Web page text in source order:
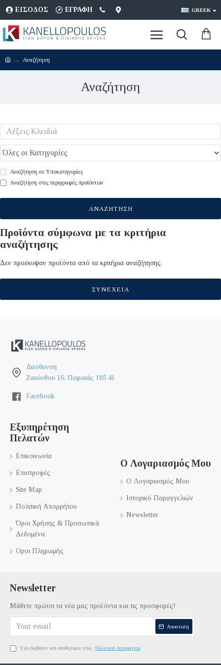
ΕΊΣΟΔΟΣ ΕΓΡΑΦΉ GREEK
Αναζήτηση
Αναζήτηση
Αναζήτηση σε Υποκατηγορίες
Αναζήτηση στις περιγραφές προϊόντων
ΑΝΑΖΉΤΗΣΗ
Προϊόντα σύμφωνα με τα κριτήρια
αναζήτησης
Δεν προέκυψαν προϊόντα από τα κριτήρια αναζήτησης.
ΣΥΝΈΧΕΙΑ
Διεύθυνση
Ζακύνθου 16, Πειραιάς 185 41
Facebook
Εξυπηρέτηση
Πελατών
Επικοινωνία
Επιστροφές
Site Map
Πολιτική Απορρήτου
Όροι Χρήσης & Προσωπικά
Δεδομένα
Οροι Πληρωμής
Ο Λογαριασμός Μου
Ο Λογαριασμός Μου
Ιστορικό Παραγγελιών
Newsletter
Newsletter
Μάθετε πρώτοι τα νέα μας προϊόντα και τις προσφορές!
Αποστολή
Έχω διαβάσει και αποδέχομαι τους Πολιτική Απορρήτου